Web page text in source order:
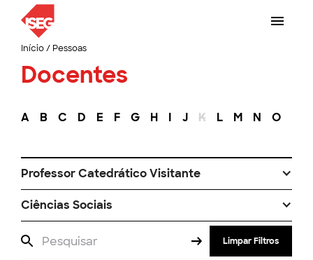
Início/ Pessoas
Docentes
A B C D E F G H I J K L M N O
Professor Catedrático Visitante
Ciências Sociais
Limpar Filtros